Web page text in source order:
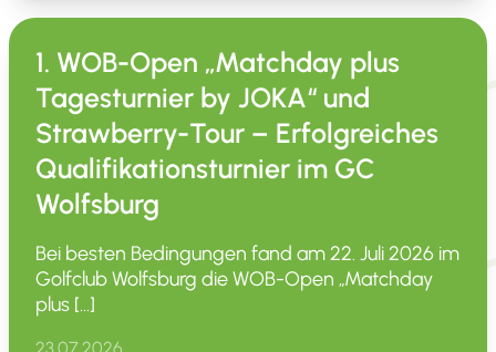
1. WOB-Open „Matchday plus
Tagesturnier by JOKA“ und
Strawberry-Tour – Erfolgreiches
Qualifikationsturnier im GC
Wolfsburg
Bei besten Bedin­gungen fand am 22. Juli 2026 im
Golfclub Wolfsburg die WOB-Open „Matchday
plus […]
23.07.2026